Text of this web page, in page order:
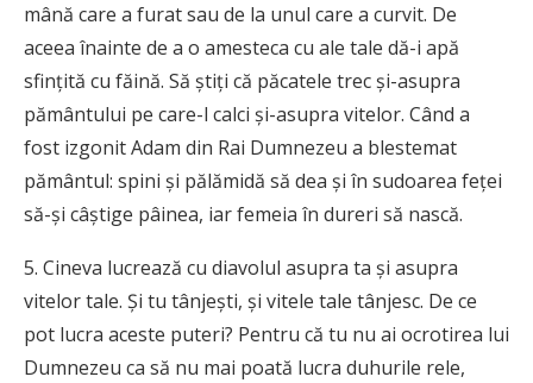
mână care a furat sau de la unul care a curvit. De
aceea înainte de a o amesteca cu ale tale dă-i apă
sfinţită cu făină. Să ştiţi că păcatele trec şi-asupra
pământului pe care-l calci şi-asupra vitelor. Când a
fost izgonit Adam din Rai Dumnezeu a blestemat
pământul: spini şi pălămidă să dea şi în sudoarea feţei
să-şi câştige pâinea, iar femeia în dureri să nască.
5. Cineva lucrează cu diavolul asupra ta şi asupra
vitelor tale. Şi tu tânjeşti, şi vitele tale tânjesc. De ce
pot lucra aceste puteri? Pentru că tu nu ai ocrotirea lui
Dumnezeu ca să nu mai poată lucra duhurile rele,